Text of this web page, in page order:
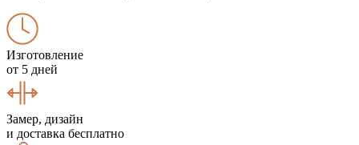
Изготовление
от 5 дней
Замер, дизайн
и доставка бесплатно